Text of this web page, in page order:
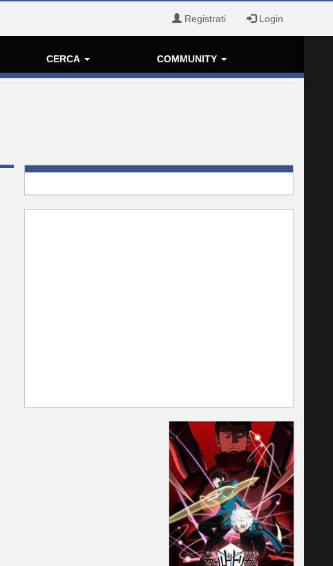
Registrati Login
CERCA COMMUNITY